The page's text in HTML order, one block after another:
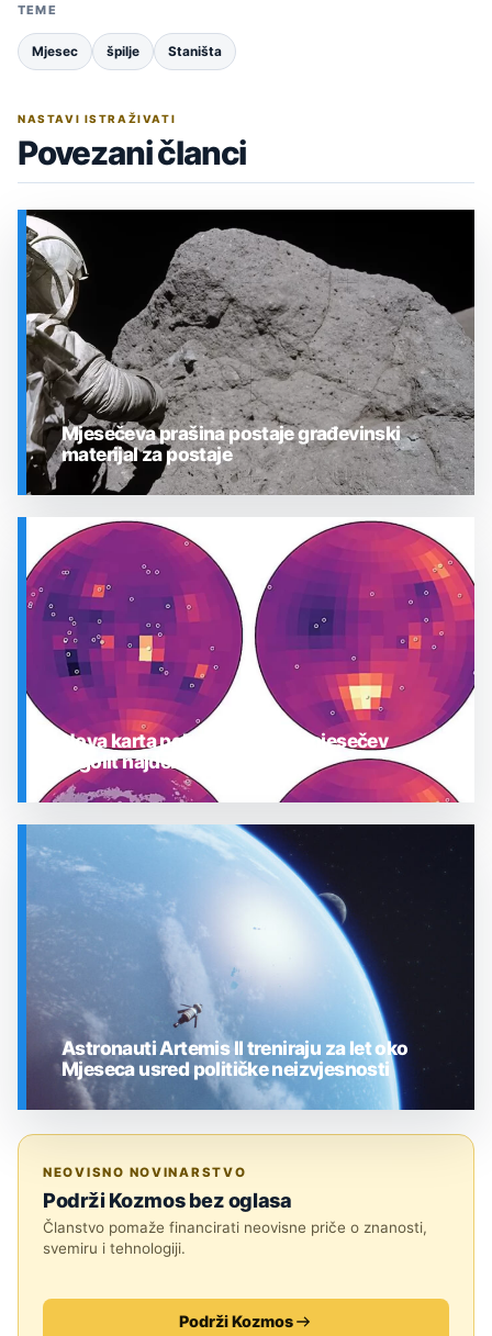
TEME
Mjesec špilje Staništa
NASTAVI ISTRAŽIVATI
Povezani članci
SVEMIR
Mjesečeva prašina postaje građevinski
materijal za postaje
SVEMIR
Nova karta pokazuje gdje je mjesečev
regolit najdeblji
Astronauti Artemis II treniraju za let oko
Mjeseca usred političke neizvjesnosti
NEOVISNO NOVINARSTVO
Podrži Kozmos bez oglasa
Članstvo pomaže financirati neovisne priče o znanosti,
svemiru i tehnologiji.
Podrži Kozmos